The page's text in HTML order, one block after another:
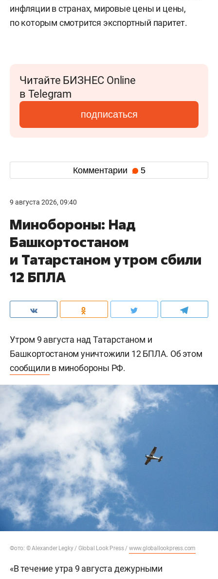
инфляции в странах, мировые цены и цены,
по которым смотрится экспортный паритет.
Читайте БИЗНЕС Online
в Telegram
подписаться
Комментарии 5
9 августа 2026, 09:40
Минобороны: Над
Башкортостаном
и Татарстаном утром сбили
12 БПЛА
Утром 9 августа над Татарстаном и
Башкортостаном уничтожили 12 БПЛА. Об этом
сообщили в минобороны РФ.
Фото: © Alexander Legky / Global Look Press / www.globallookpress.com
«В течение утра 9 августа дежурными